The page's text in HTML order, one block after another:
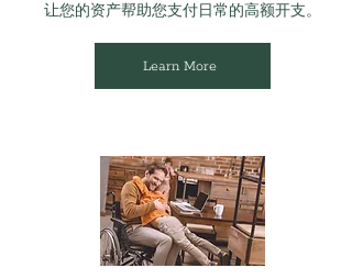
让您的资产帮助您支付日常的高额开支。
Learn More